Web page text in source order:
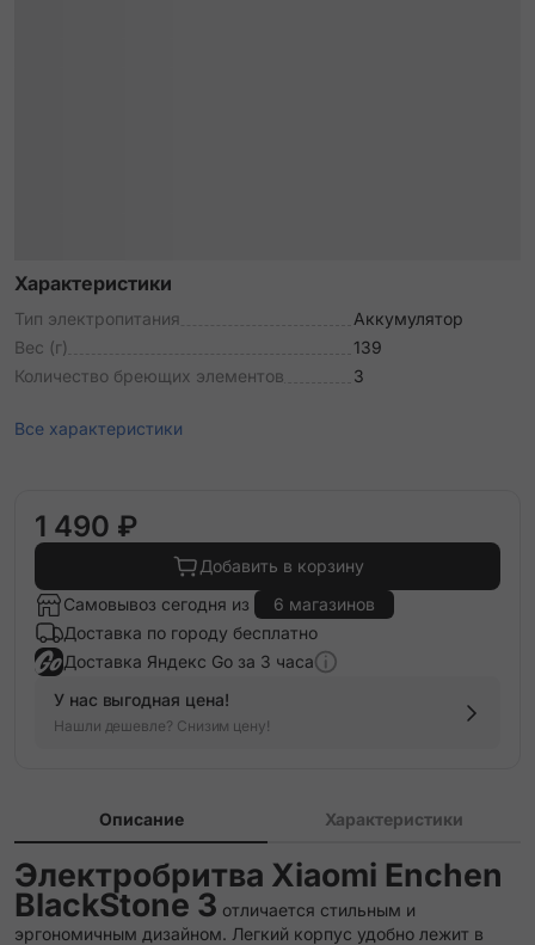
Характеристики
Тип электропитания
Аккумулятор
Вес (г)
139
Количество бреющих элементов
3
Все характеристики
1 490 ₽
Добавить в корзину
Самовывоз сегодня из
6 магазинов
Доставка по городу бесплатно
Доставка Яндекс Go за 3 часа
У нас выгодная цена!
Нашли дешевле? Снизим цену!
Описание Характеристики
Электробритва Xiaomi Enchen
BlackStone 3 отличается стильным и
эргономичным дизайном. Легкий корпус удобно лежит в